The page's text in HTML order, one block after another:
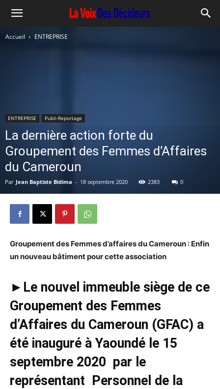
Accueil ENTREPRISE
ENTREPRISE Publi-Reportage
La dernière action forte du
Groupement des Femmes d’Affaires
du Cameroun
Par Jean Baptiste Bidima - 18 septembre 2020 2383 0
Groupement des Femmes d’affaires du Cameroun : Enfin
un nouveau bâtiment pour cette association
► Le nouvel immeuble siège de ce
Groupement des Femmes
d’Affaires du Cameroun (GFAC) a
été inauguré à Yaoundé le 15
septembre 2020 par le
représentant Personnel de la